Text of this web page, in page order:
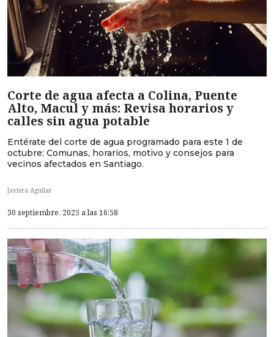
Corte de agua afecta a Colina, Puente
Alto, Macul y más: Revisa horarios y
calles sin agua potable
Entérate del corte de agua programado para este 1 de
octubre: Comunas, horarios, motivo y consejos para
vecinos afectados en Santiago.
Javiera Aguilar
30 septiembre, 2025 a las 16:58